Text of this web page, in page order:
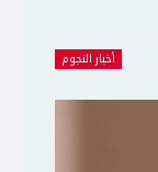
أخبار النجوم